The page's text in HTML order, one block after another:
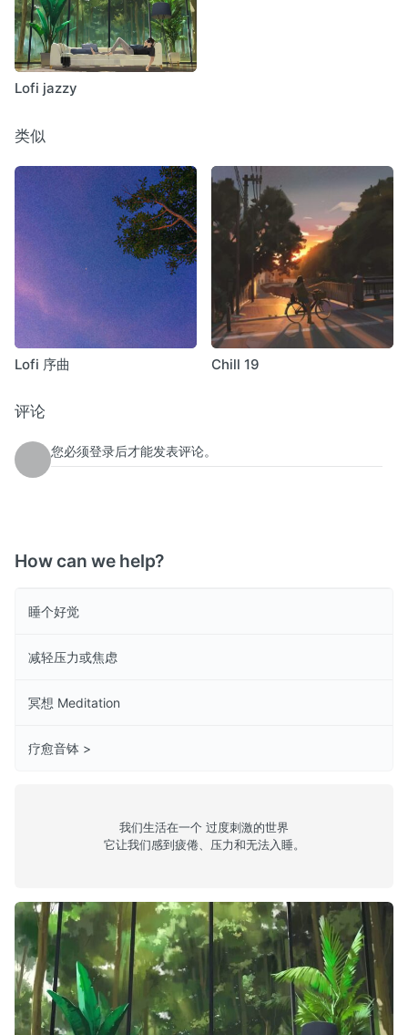
Lofi jazzy
类似
Lofi 序曲 Chill 19
评论
您必须登录后才能发表评论。
How can we help?
睡个好觉
减轻压力或焦虑
冥想 Meditation
疗愈音钵 >
我们生活在一个 过度刺激的世界
它让我们感到疲倦、压力和无法入睡。